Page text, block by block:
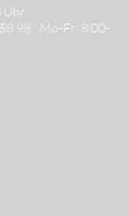
Uhr
98
Mo-Fr: 8:00-